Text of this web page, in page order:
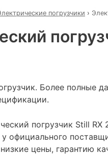
погрузчики ›
Более полные
погрузчик Still RX
у официального
цены, гарантию